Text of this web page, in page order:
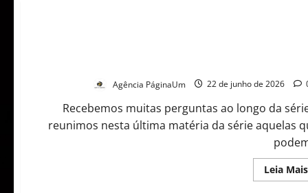
Agência PáginaUm 22 de junho de 2026
Recebemos muitas perguntas ao longo da
reunimos nesta última matéria da série aquelas
Leia Mais